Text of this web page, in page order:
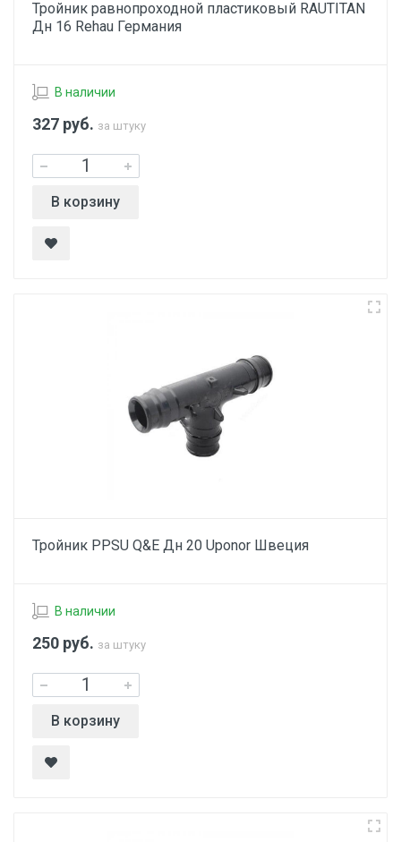
Тройник равнопроходной пластиковый RAUTITAN
Дн 16 Rehau Германия
В наличии
327 руб. за штуку
В корзину
Тройник PPSU Q&E Дн 20 Uponor Швеция
В наличии
250 руб. за штуку
В корзину